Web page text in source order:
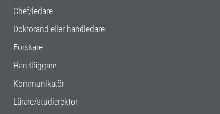
Chef/ledare
Doktorand eller handledare
Forskare
Handläggare
Kommunikatör
Lärare/studierektor